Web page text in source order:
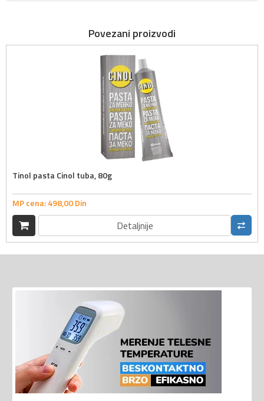
Povezani proizvodi
Tinol pasta Cinol tuba, 80g
MP cena:498,00Din
Detaljnije